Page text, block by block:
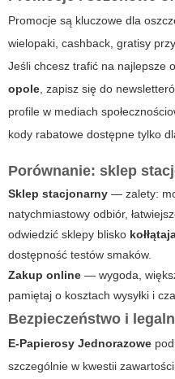
Promocje są kluczowe dla
wielopaki, cashback, gratisy
Jeśli chcesz trafić na najlepsze
opole, zapisz się do
profile w mediach
kody rabatowe dostępne tylko
Porównanie: sklep
Sklep stacjonarny — zalety:
natychmiastowy odbiór,
odwiedzić sklepy blisko
dostępność testów smaków.
Zakup online — wygoda,
pamiętaj o kosztach wysyłki i
Bezpieczeństwo i
E-Papierosy Jednorazowe
szczególnie w kwestii